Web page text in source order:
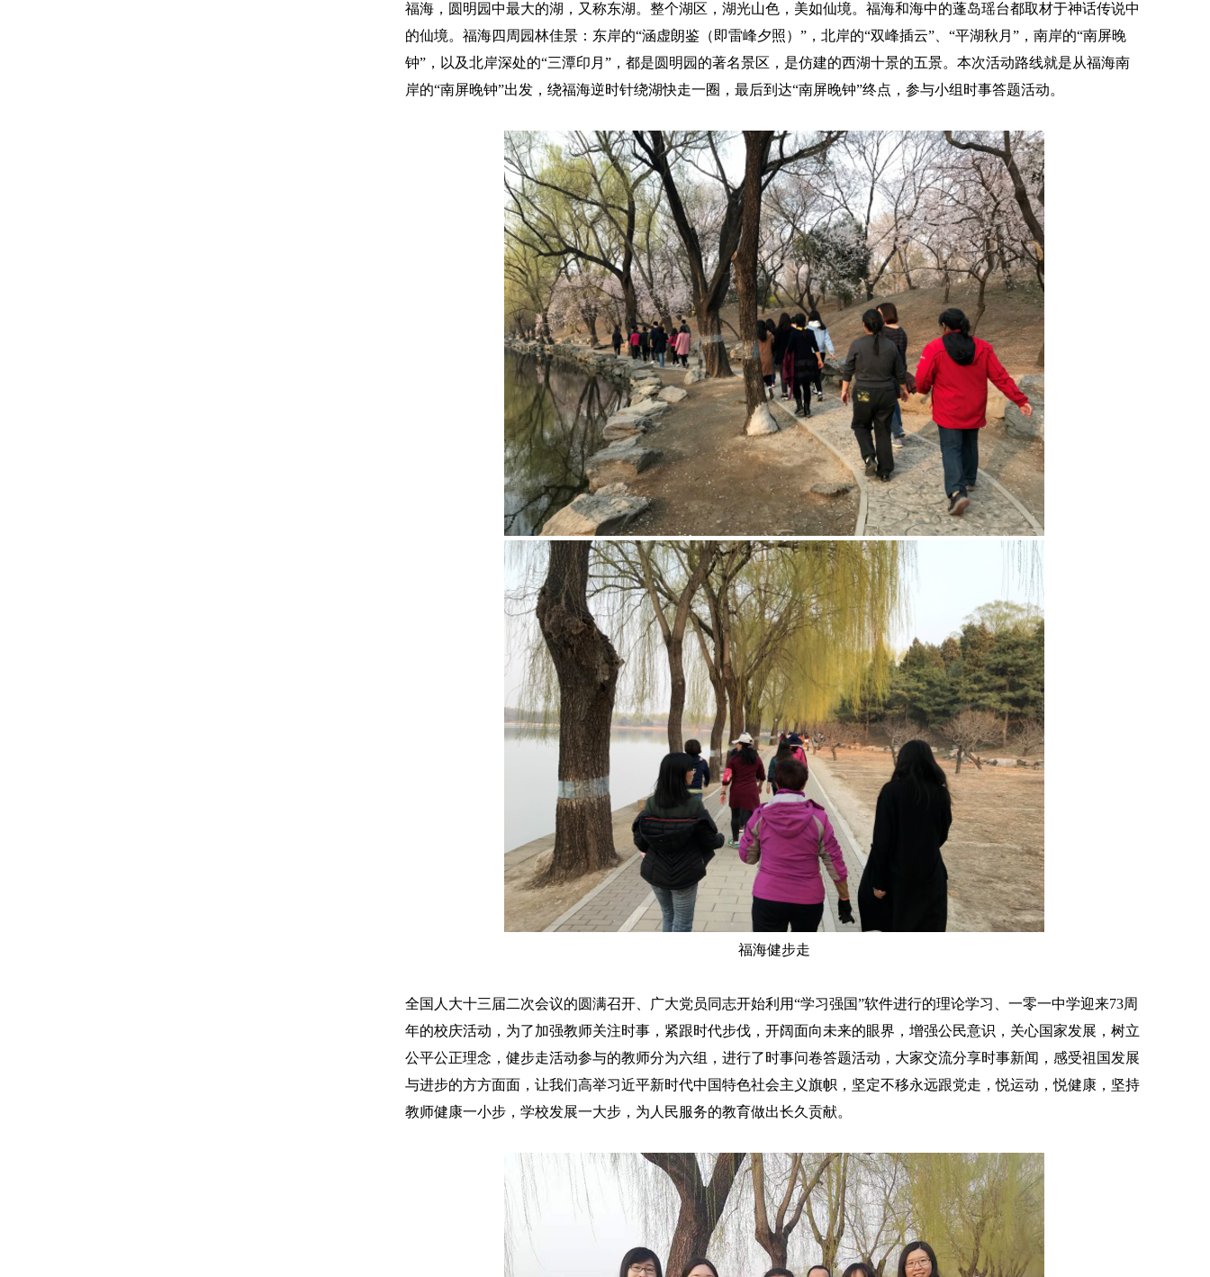
福海，圆明园中最大的湖，又称东湖。整个湖区，湖光山色，美如仙境。福海和海中的蓬岛瑶台都取材于神话传说中
的仙境。福海四周园林佳景：东岸的“涵虚朗鉴（即雷峰夕照）”，北岸的“双峰插云”、“平湖秋月”，南岸的“南屏晚
钟”，以及北岸深处的“三潭印月”，都是圆明园的著名景区，是仿建的西湖十景的五景。本次活动路线就是从福海南
岸的“南屏晚钟”出发，绕福海逆时针绕湖快走一圈，最后到达“南屏晚钟”终点，参与小组时事答题活动。
福海健步走
全国人大十三届二次会议的圆满召开、广大党员同志开始利用“学习强国”软件进行的理论学习、一零一中学迎来73周
年的校庆活动，为了加强教师关注时事，紧跟时代步伐，开阔面向未来的眼界，增强公民意识，关心国家发展，树立
公平公正理念，健步走活动参与的教师分为六组，进行了时事问卷答题活动，大家交流分享时事新闻，感受祖国发展
与进步的方方面面，让我们高举习近平新时代中国特色社会主义旗帜，坚定不移永远跟党走，悦运动，悦健康，坚持
教师健康一小步，学校发展一大步，为人民服务的教育做出长久贡献。